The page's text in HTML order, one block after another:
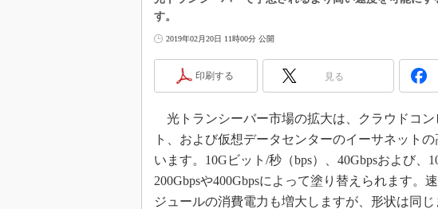
記録計／データロガーの基礎知識
ズ編
めざせ高効率！ モーター駆動入門講
「SPICEの仕組みとその活用設計」
最新記事一覧
計測器メーカーから見た5G
USB Type-Cの登場で評価試験はど
う変わる？
す。
2019年02月20日 11時00分 公開
印刷する 見る
光トランシーバー市場の拡大は、クラウドコ
ト、および仮想データセンターのイーサネット
います。10Gビット/秒（bps）、40Gbpsおよび、
200Gbpsや400Gbpsによって塗り替えられます。
ジュールの消費電力も増大しますが、形状は同